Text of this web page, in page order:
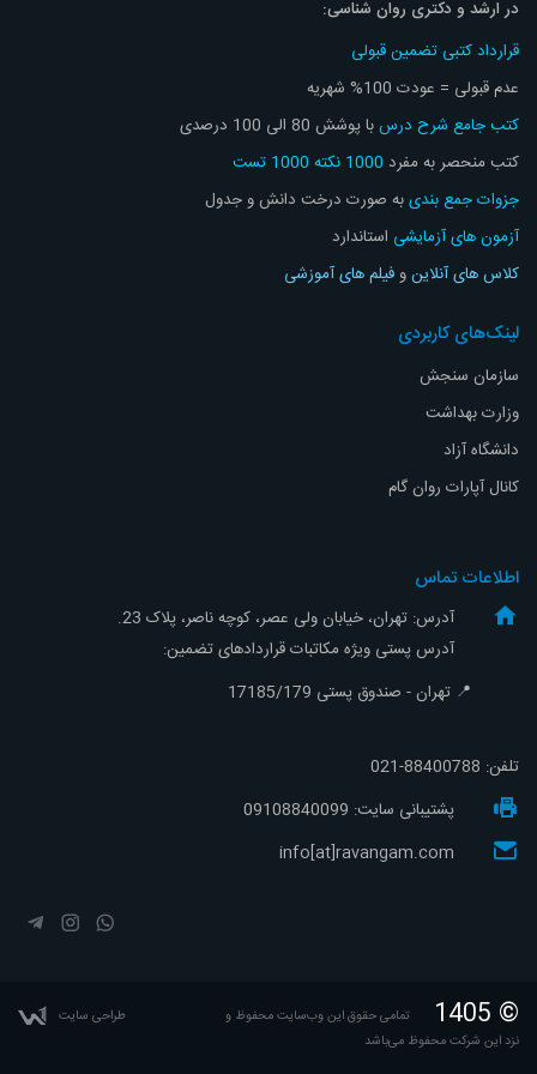
در ارشد و دکتری روان شناسی:
قرارداد کتبی تضمین قبولی
عدم قبولی = عودت 100% شهریه
کتب جامع شرح درسبا پوشش 80 الی 100 درصدی
کتب منحصر به مفرد 1000 نکته 1000 تست
جزوات جمع بندیبه صورت درخت دانش و جدول
آزمون های آزمایشی استاندارد
کلاس های آنلاینو فیلم های آموزشی
لینک‌های کاربردی
سازمان سنجش
وزارت بهداشت
دانشگاه آزاد
کانال آپارات روان گام
اطلاعات تماس
آدرس: تهران، خیابان ولی عصر، کوچه ناصر، پلاک 23.
آدرس پستی ویژه مکاتبات قراردادهای تضمین:
📍 تهران - صندوق پستی 17185/179
تلفن: 88400788-021
پشتیبانی سایت: 09108840099
info[at]ravangam.com
© 1405
‌تمامی حقوق این وب‌سایت محفوظ و
نزد این شرکت محفوظ می‌باشد
طراحی سایت